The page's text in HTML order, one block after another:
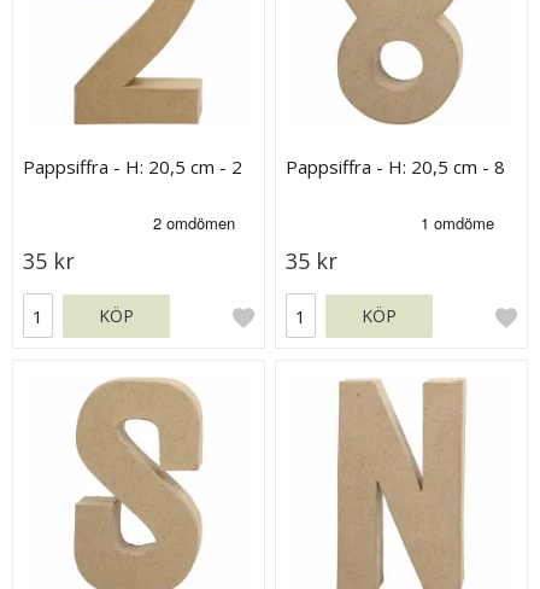
Pappsiffra - H: 20,5 cm - 2
35 kr
KÖP
Pappsiffra - H: 20,5 cm - 8
35 kr
KÖP